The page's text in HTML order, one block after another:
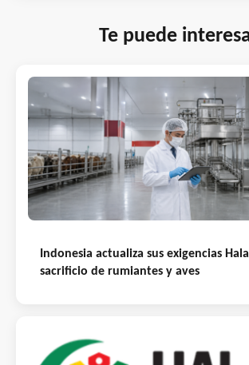
Te puede
Indonesia actualiza sus exigencias
sacrificio de rumiantes y aves